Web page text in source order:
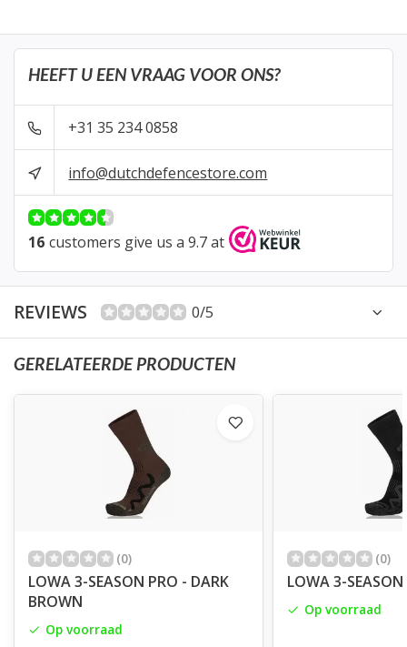
HEEFT U EEN VRAAG VOOR ONS?
+31 35 234 0858
info@dutchdefencestore.com
16 customers give us a 9.7 at
REVIEWS 0/5
GERELATEERDE PRODUCTEN
(0)
LOWA 3-SEASON PRO - DARK
BROWN
Op voorraad
(0)
LOWA 3-
Op voorraad